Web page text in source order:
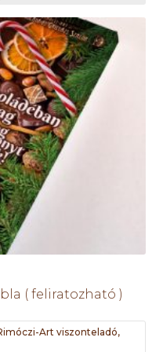
( feliratozható )
Art viszonteladó,